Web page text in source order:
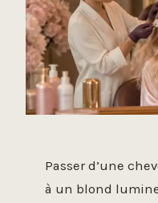
Passer d’une
à un blond